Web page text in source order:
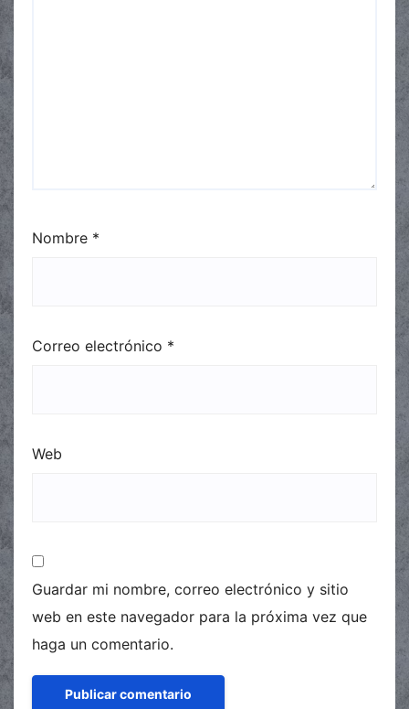
Nombre *
Correo electrónico *
Web
Guardar mi nombre, correo electrónico y sitio
web en este navegador para la próxima vez que
haga un comentario.